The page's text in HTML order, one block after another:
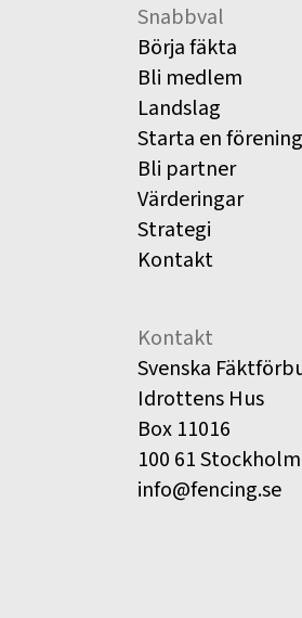
Snabbval
Börja fäkta
Bli medlem
Landslag
Starta en förening
Bli partner
Värderingar
Strategi
Kontakt
Kontakt
Svenska
Idrottens Hus
Box 11016
100 61 Stockholm
info@fencing.se